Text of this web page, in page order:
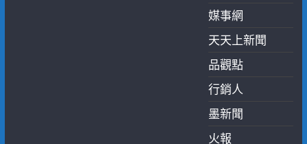
媒事網
天天上新聞
品觀點
行銷人
墨新聞
火報